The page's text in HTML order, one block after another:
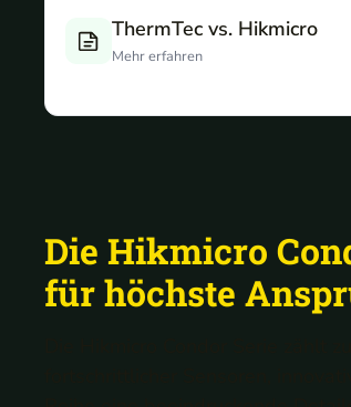
ThermTec vs. Hikmicro
Mehr erfahren
Die Hikmicro
für höchste